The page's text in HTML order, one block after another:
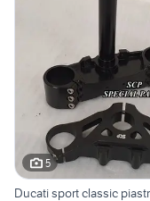
5
Ducati sport classic